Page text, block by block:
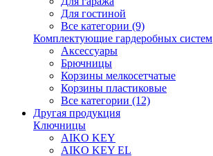
Для гостиной
Все категории (9)
Комплектующие гардеробных систем
Аксессуары
Брючницы
Корзины мелкосетчатые
Корзины пластиковые
Все категории (12)
Другая продукция
Ключницы
AIKO KEY
AIKO KEY EL